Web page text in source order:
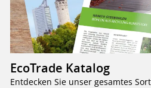
EcoTrade Katalog
Entdecken Sie unser gesamtes